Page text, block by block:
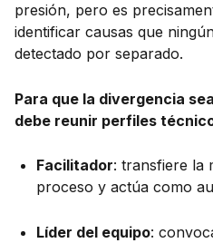
presión, pero es
identificar causas que
detectado por separado.
Para que la divergencia
debe reunir perfiles
Facilitador: transfiere la
proceso y actúa como
Líder del equipo: